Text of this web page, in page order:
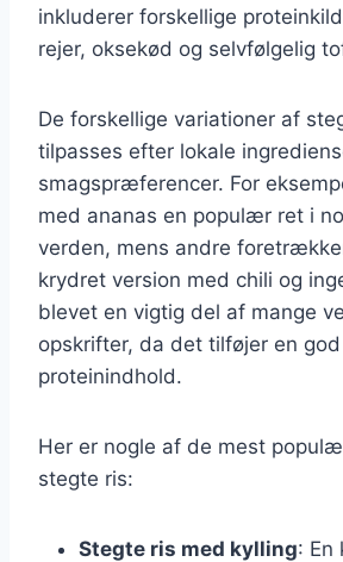
inkluderer forskellige
rejer, oksekød og selvfølgelig
De forskellige variationer af
tilpasses efter lokale
smagspræferencer. For
med ananas en populær ret i
verden, mens andre
krydret version med chili og
blevet en vigtig del af mange
opskrifter, da det tilføjer en
proteinindhold.
Her er nogle af de mest
stegte ris:
Stegte ris med kylling: En